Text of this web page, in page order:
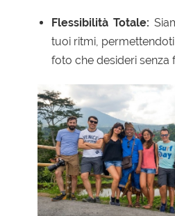
Flessibilità Totale:
tuoi ritmi,
foto che desideri senza